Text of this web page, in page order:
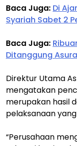
Baca Juga: Di
Syariah Sabet 2
Baca Juga:
Ditanggung
Direktur Utama
mengatakan
merupakan hasil
pelaksanaan yang
“Perusahaan